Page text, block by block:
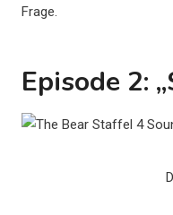
Frage.
Episode 2: